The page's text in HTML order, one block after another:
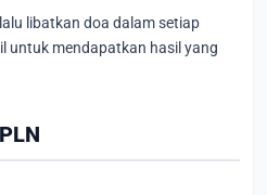
libatkan doa dalam setiap
untuk mendapatkan hasil yang